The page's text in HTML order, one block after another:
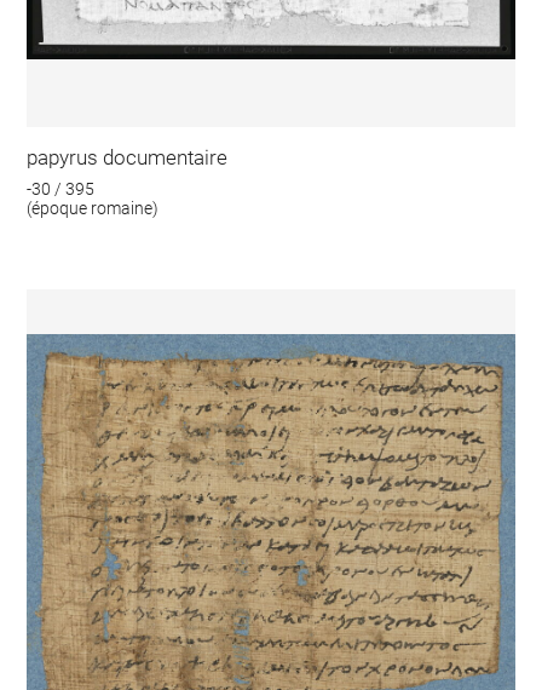
papyrus documentaire
-30 / 395
(époque romaine)